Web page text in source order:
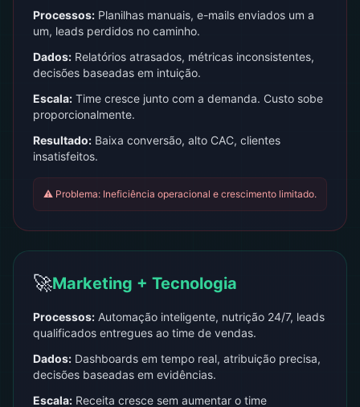
Processos: Planilhas manuais, e-mails enviados um a
um, leads perdidos no caminho.
Dados: Relatórios atrasados, métricas inconsistentes,
decisões baseadas em intuição.
Escala: Time cresce junto com a demanda. Custo sobe
proporcionalmente.
Resultado: Baixa conversão, alto CAC, clientes
insatisfeitos.
⚠️ Problema: Ineficiência operacional e crescimento limitado.
🚀Marketing + Tecnologia
Processos: Automação inteligente, nutrição 24/7, leads
qualificados entregues ao time de vendas.
Dados: Dashboards em tempo real, atribuição precisa,
decisões baseadas em evidências.
Escala: Receita cresce sem aumentar o time